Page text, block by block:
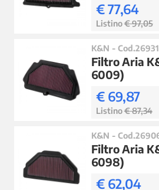
€ 77,64
Listino€ 97,05
K&N -
Filtro Aria
6009)
€ 69,87
Listino€ 87,34
K&N -
Filtro Aria
6098)
€ 62,04